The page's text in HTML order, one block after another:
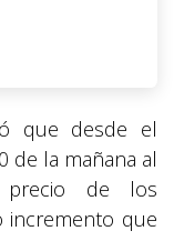
que desde el
de la mañana al
de los
incremento que